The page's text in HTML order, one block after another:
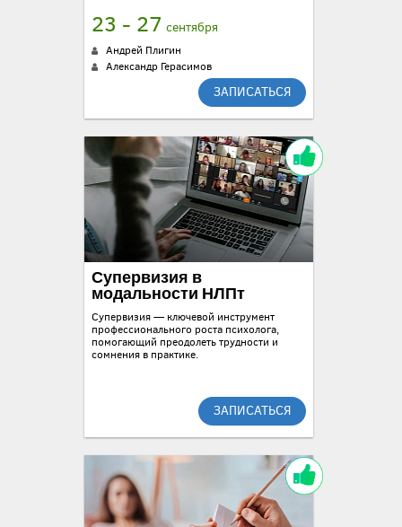
23 - 27 сентября
Андрей Плигин
Александр Герасимов
ЗАПИСАТЬСЯ
Супервизия в
модальности НЛПт
Супервизия — ключевой инструмент
профессионального роста психолога,
помогающий преодолеть трудности и
сомнения в практике.
ЗАПИСАТЬСЯ